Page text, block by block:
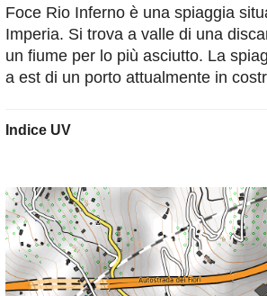
Foce Rio Inferno è una spiaggia
Imperia. Si trova a valle di una
un fiume per lo più asciutto. La
a est di un porto attualmente in
Indice UV